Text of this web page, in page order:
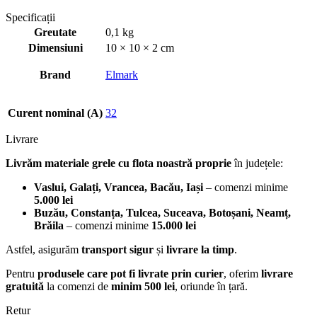
Specificații
Greutate
0,1 kg
Dimensiuni
10 × 10 × 2 cm
Brand Elmark
Curent nominal (A) 32
Livrare
Livrăm materiale grele cu flota noastră proprieîn județele:
Vaslui, Galați, Vrancea, Bacău, Iași – comenzi minime
5.000 lei
Buzău, Constanța, Tulcea, Suceava, Botoșani, Neamț,
Brăila – comenzi minime 15.000 lei
Astfel, asigurăm transport sigur și livrare la timp.
Pentru produsele care pot fi livrate prin curier, oferim livrare
gratuită la comenzi de minim 500 lei, oriunde în țară.
Retur